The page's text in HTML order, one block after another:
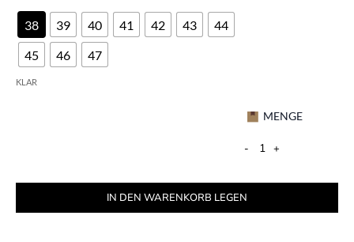
38 39 40 41 42 43
44
45
46 47
KLAR
MENGE
- +
IN DEN WARENKORB LEGEN